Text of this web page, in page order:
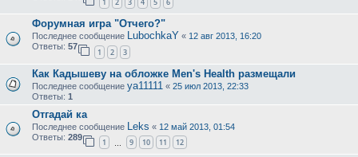
Форумная игра "Отчего?"
Последнее сообщение LubochkaY « 12 авг 2013, 16:20
Ответы: 57
1 2 3
Как Кадышеву на обложке Men's Health размещали
Последнее сообщение ya11111 « 25 июл 2013, 22:33
Ответы: 1
Отгадай ка
Последнее сообщение Leks « 12 май 2013, 01:54
Ответы: 289
1 9 10 11 12